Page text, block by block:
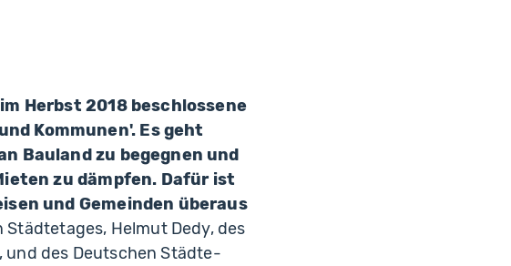
Herbst 2018 beschlossene
Kommunen'. Es geht
Bauland zu begegnen und
zu dämpfen. Dafür ist
und Gemeinden überaus
Helmut Dedy, des
und des Deutschen Städte-